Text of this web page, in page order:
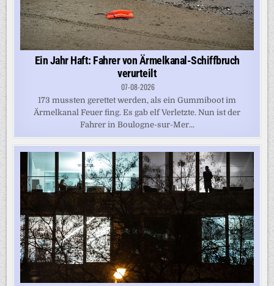
Ein Jahr Haft: Fahrer von Ärmelkanal-Schiffbruch
verurteilt
07-08-2026
173 mussten gerettet werden, als ein Gummiboot im
Ärmelkanal Feuer fing. Es gab elf Verletzte. Nun ist der
Fahrer in Boulogne-sur-Mer...